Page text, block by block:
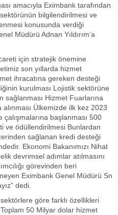
amacıyla Eximbank tarafından
bilgilendirilmesi ve
konusunda verdiği
Müdürü Adnan Yıldırım’a
için stratejik önemine
son yıllarda hizmet
ihracatına gereken desteği
kurulması Lojistik sektörüne
Hizmet Fuarlarına
alınması Ülkemizde ilk kez 2023
başlanması 500
ve ödüllendirilmesi Bunlardan
sağlanan kredi desteği
Ekonomi Bakanımızı Nihat
devrimsel adımlar atılmasını
görevinden beri
Eximbank Genel Müdürü Sn
dedi.
göre farklı özellikleri
50 Milyar dolar hizmet